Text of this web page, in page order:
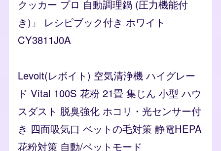
クッカー プロ 自動調理鍋 (圧力機能付
き)」 レシピブック付き ホワイト
CY3811J0A
Levoit(レボイト) 空気清浄機 ハイグレー
ド Vital 100S 花粉 21畳 集じん 小型 ハウ
スダスト 脱臭強化 ホコリ・光センサー付
き 四面吸気口 ペットの毛対策 静電HEPA
花粉対策 自動/ペットモード